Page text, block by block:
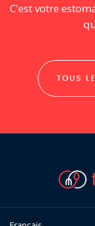
C'est votre
TOUS